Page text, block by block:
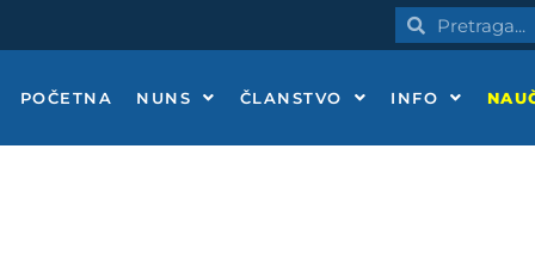
PretragaPretraga
POČETNA NUNS ČLANSTVO INFO